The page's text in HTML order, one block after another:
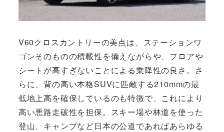
V60クロスカントリーの美点は、ステーションワ
ゴンそのものの積載性を備えながらや、フロアや
シートが高すぎないことによる乗降性の良さ。さ
らに、背の高い本格SUVに匹敵する210mmの最
低地上高を確保しているのも特徴で、これにより
高い悪路走破性を担保。スキー場や林道を使った
登山、キャンプなど日本の公道であればあらゆる